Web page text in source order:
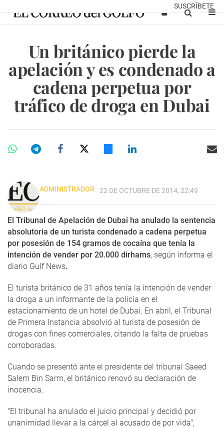
SUSCRÍBETE
Un británico pierde la
apelación y es condenado a
cadena perpetua por
tráfico de droga en Dubai
ADMINISTRADOR 22 DE OCTUBRE DE 2014, 22:49
El Tribunal de Apelación de Dubai ha anulado la sentencia
absolutoria de un turista condenado a cadena perpetua
por posesión de 154 gramos de cocaína que tenía la
intención de vender por 20.000 dirhams, según informa el
diario Gulf News.
El turista británico de 31 años tenía la intención de vender
la droga a un informante de la policía en el
estacionamiento de un hotel de Dubai. En abril, el Tribunal
de Primera Instancia absolvió al turista de posesión de
drogas con fines comerciales, citando la falta de pruebas
corroboradas.
Cuando se presentó ante el presidente del tribunal Saeed
Salem Bin Sarm, el británico renovó su declaración de
inocencia.
"El tribunal ha anulado el juicio principal y decidió por
unanimidad llevar a la cárcel al acusado de por vida",